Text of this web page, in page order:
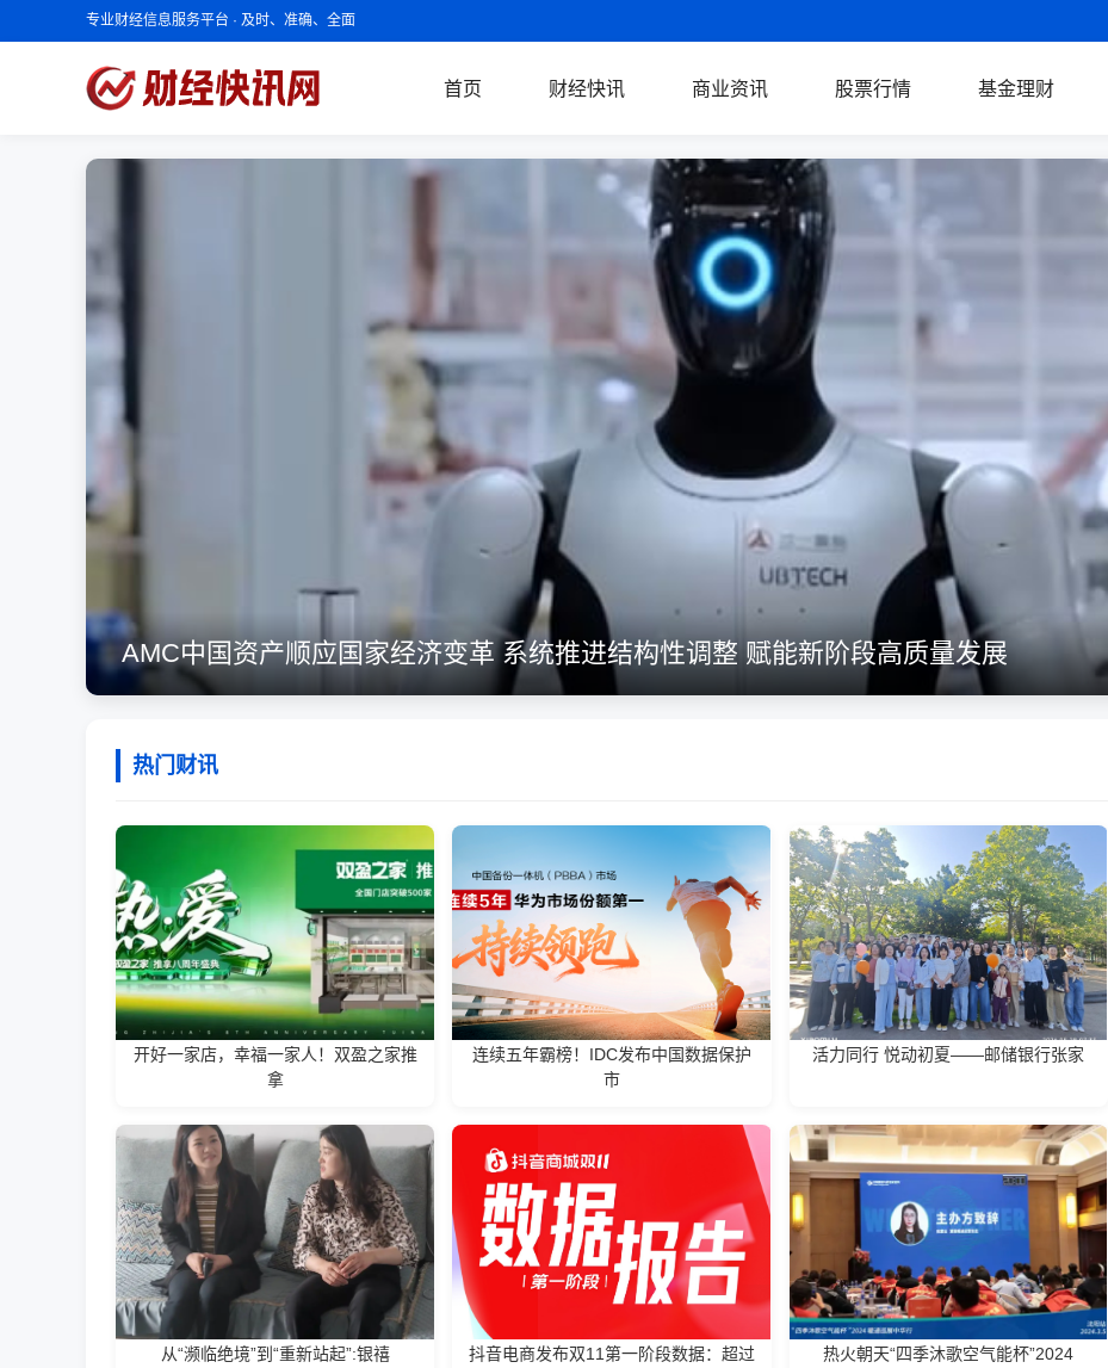
专业财经信息服务平台 · 及时、准确、全面
首页 财经快讯 商业资讯 股票行情 基金理财
AMC中国资产顺应国家经济变革 系统推进结构性调整 赋能新阶段高质量发展
热门财讯
开好一家店，幸福一家人！双盈之家推
拿
连续五年霸榜！IDC发布中国数据保护
市
活力同行 悦动初夏——邮储银行张家
从“濒临绝境”到“重新站起”:银禧
抖音电商发布双11第一阶段数据：超过
热火朝天“四季沐歌空气能杯”2024